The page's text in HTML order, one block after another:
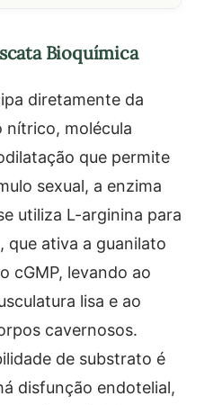
Bioquímica
diretamente da
nítrico, molécula
que permite
sexual, a enzima
utiliza L-arginina para
ativa a guanilato
cGMP, levando ao
lisa e ao
cavernosos.
de substrato é
disfunção endotelial,